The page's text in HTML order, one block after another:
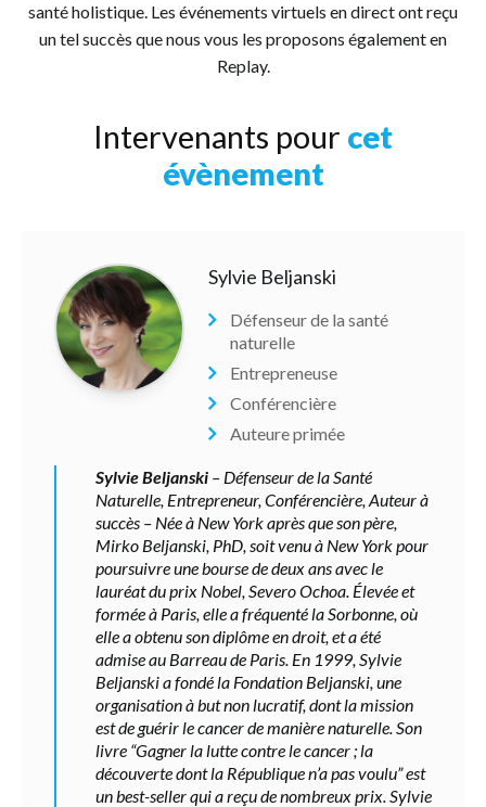
santé holistique. Les événements virtuels en direct ont reçu
un tel succès que nous vous les proposons également en
Replay.
Intervenants pour cet
évènement
Sylvie Beljanski
Défenseur de la santé
naturelle
Entrepreneuse
Conférencière
Auteure primée
Sylvie Beljanski – Défenseur de la Santé
Naturelle, Entrepreneur, Conférencière, Auteur à
succès – Née à New York après que son père,
Mirko Beljanski, PhD, soit venu à New York pour
poursuivre une bourse de deux ans avec le
lauréat du prix Nobel, Severo Ochoa. Élevée et
formée à Paris, elle a fréquenté la Sorbonne, où
elle a obtenu son diplôme en droit, et a été
admise au Barreau de Paris. En 1999, Sylvie
Beljanski a fondé la Fondation Beljanski, une
organisation à but non lucratif, dont la mission
est de guérir le cancer de manière naturelle. Son
livre “Gagner la lutte contre le cancer ; la
découverte dont la République n’a pas voulu” est
un best-seller qui a reçu de nombreux prix. Sylvie